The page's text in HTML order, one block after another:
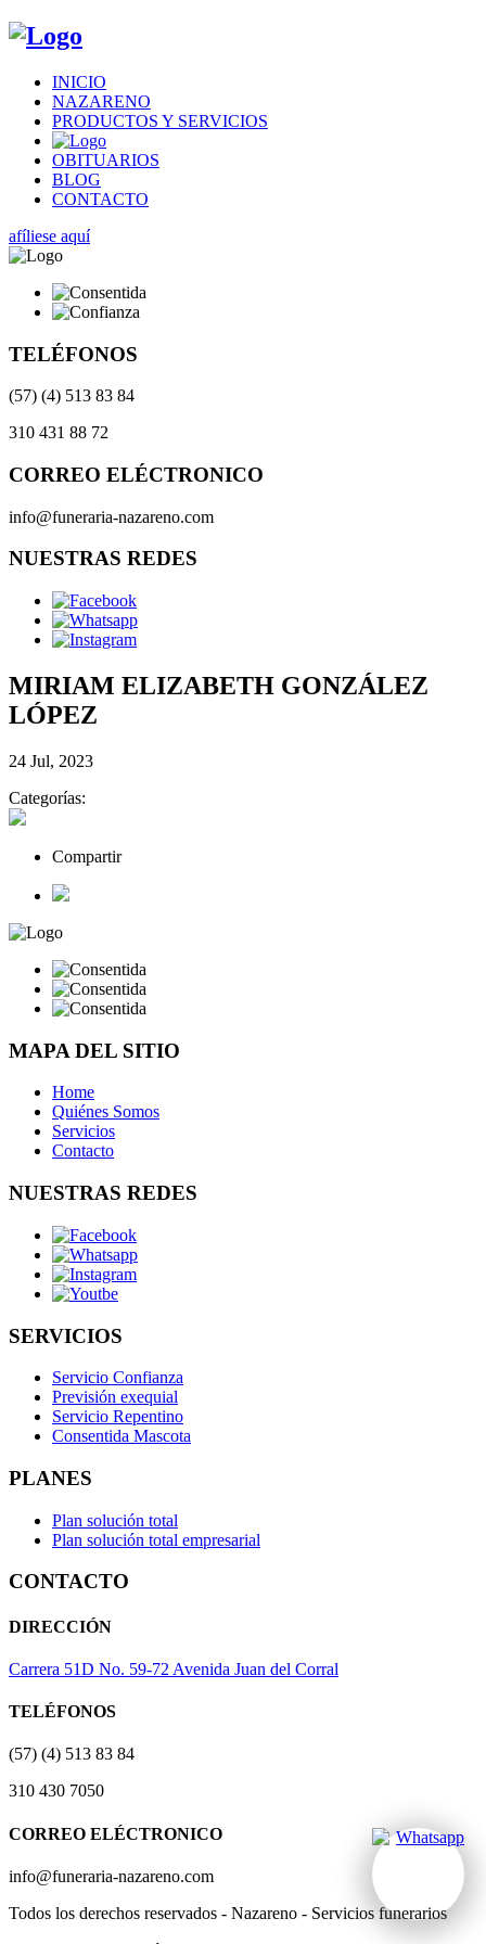
INICIO
NAZARENO
PRODUCTOS Y SERVICIOS
OBITUARIOS
BLOG
CONTACTO
afíliese aquí
TELÉFONOS
(57) (4) 513 83 84
310 431 88 72
CORREO ELÉCTRONICO
info@funeraria-nazareno.com
NUESTRAS REDES
MIRIAM ELIZABETH GONZÁLEZ
LÓPEZ
24 Jul, 2023
Categorías:
Compartir
MAPA DEL SITIO
Home
Quiénes Somos
Servicios
Contacto
NUESTRAS REDES
SERVICIOS
Servicio Confianza
Previsión exequial
Servicio Repentino
Consentida Mascota
PLANES
Plan solución total
Plan solución total empresarial
CONTACTO
DIRECCIÓN
Carrera 51D No. 59-72 Avenida Juan del Corral
TELÉFONOS
(57) (4) 513 83 84
310 430 7050
CORREO ELÉCTRONICO
info@funeraria-nazareno.com
Todos los derechos reservados - Nazareno - Servicios funerarios